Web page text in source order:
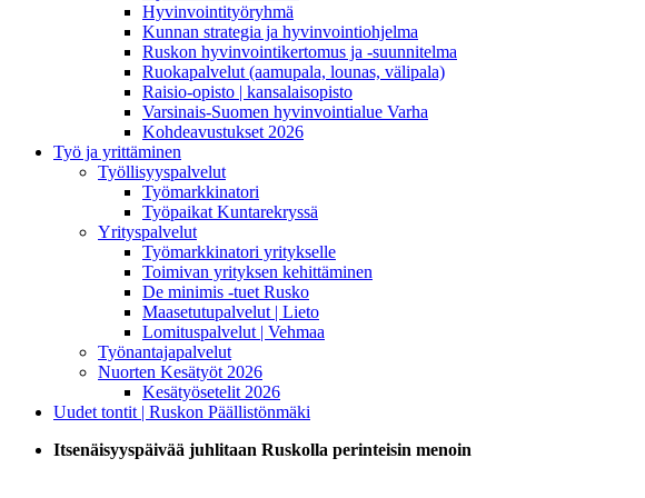
Hyvinvointityöryhmä
Kunnan strategia ja hyvinvointiohjelma
Ruskon hyvinvointikertomus ja -suunnitelma
Ruokapalvelut (aamupala, lounas, välipala)
Raisio-opisto | kansalaisopisto
Varsinais-Suomen hyvinvointialue Varha
Kohdeavustukset 2026
Työ ja yrittäminen
Työllisyyspalvelut
Työmarkkinatori
Työpaikat Kuntarekryssä
Yrityspalvelut
Työmarkkinatori yritykselle
Toimivan yrityksen kehittäminen
De minimis -tuet Rusko
Maasetutupalvelut | Lieto
Lomituspalvelut | Vehmaa
Työnantajapalvelut
Nuorten Kesätyöt 2026
Kesätyösetelit 2026
Uudet tontit | Ruskon Päällistönmäki
Itsenäisyyspäivää juhlitaan Ruskolla perinteisin menoin